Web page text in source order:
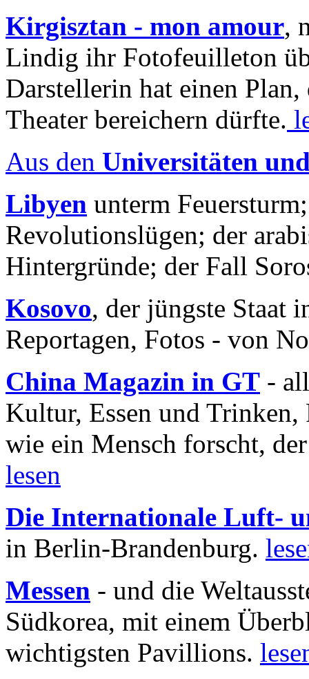
Kirgisztan - mon amour,
Lindig ihr Fotofeuilleton
Darstellerin hat einen Plan,
Theater bereichern dürfte.
Aus den Universitäten
Libyen unterm
Revolutionslügen; der
Hintergründe; der Fall
Kosovo, der jüngste Staat
Reportagen, Fotos - von
China Magazin in GT -
Kultur, Essen und
wie ein Mensch forscht,
lesen
Die Internationale Luft-
in Berlin-Brandenburg.
Messen - und die
Südkorea, mit einem
wichtigsten Pavillions.